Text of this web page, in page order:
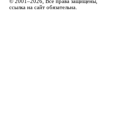
ссылка на сайт обязательна.